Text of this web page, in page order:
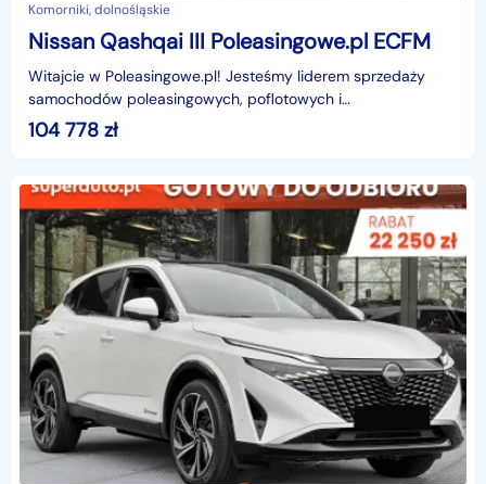
Komorniki, dolnośląskie
Nissan Qashqai III Poleasingowe.pl ECFM
Witajcie w Poleasingowe.pl! Jesteśmy liderem sprzedaży
samochodów poleasingowych, poflotowych i
powindykacyjnych.Mamy dla was świetną okazję! Zobaczcie
NISSAN Q
104 778 zł